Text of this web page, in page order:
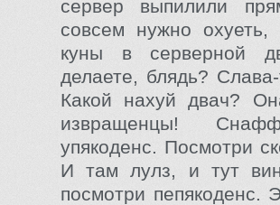
сервер выпилили
совсем нужно
куны в серверной
делаете, блядь?
Какой нахуй двач?
извращенцы!
упякоденс. Посмотри
И там лулз, и тут
посмотри пепякоденс.